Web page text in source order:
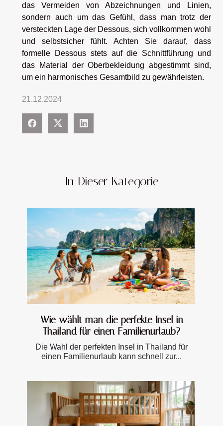
In Dieser Kategorie
Wie wählt man die perfekte Insel in
Thailand für einen Familienurlaub?
Die Wahl der perfekten Insel in Thailand für
einen Familienurlaub kann schnell zur...
das Vermeiden von Abzeichnungen und Linien,
sondern auch um das Gefühl, dass man trotz der
versteckten Lage der Dessous, sich vollkommen wohl
und selbstsicher fühlt. Achten Sie darauf, dass
formelle Dessous stets auf die Schnittführung und
das Material der Oberbekleidung abgestimmt sind,
um ein harmonisches Gesamtbild zu gewährleisten.
21.12.2024